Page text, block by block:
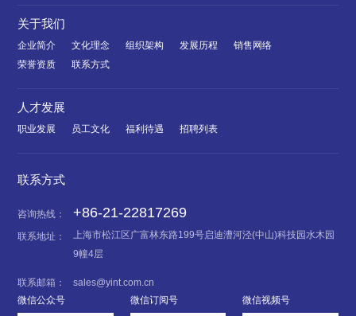
关于我们
企业简介 文化理念 组织架构 发展历程
销售网络
荣誉资质
联系方式
人才发展
职业发展 员工文化 福利待遇 招聘列表
联系方式
咨询热线： +86-21-22817269
联系地址：
上海市松江区广富林东路199号启迪漕河泾(中山)科技园水木园
9幢4层
联系邮箱：
sales@yint.com.cn
微信公众号
微信订阅号 微信视频号